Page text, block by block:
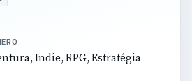
Indie, RPG, Estratégia